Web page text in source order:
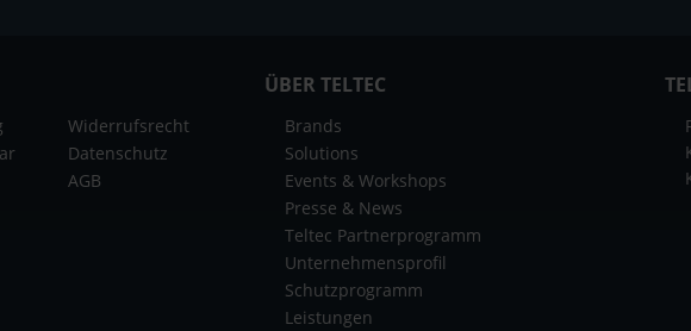
Widerrufsrecht
Datenschutz
AGB
ÜBER TELTEC
Brands
Solutions
Events & Workshops
Presse & News
Teltec Partnerprogramm
Unternehmensprofil
Schutzprogramm
Leistungen